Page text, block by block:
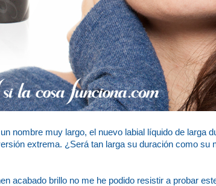
nombre muy largo, el nuevo labial líquido de larga
extrema. ¿Será tan larga su duración como su
acabado brillo no me he podido resistir a probar